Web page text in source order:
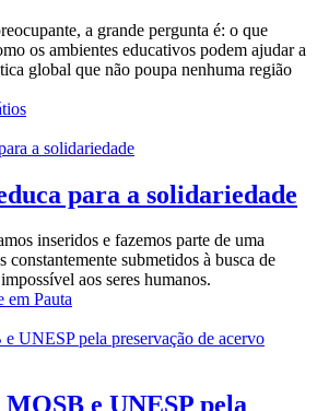
a grande pergunta é: o que
os ambientes educativos podem ajudar a
global que não poupa nenhuma região
para a solidariedade
inseridos e fazemos parte de uma
constantemente submetidos à busca de
aos seres humanos.
em Pauta
e UNESP pela